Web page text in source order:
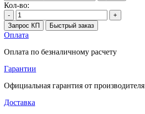
Кол-во:
-
+
Запрос КП
Быстрый заказ
Оплата
Оплата по безналичному расчету
Гарантии
Официальная гарантия от производителя
Доставка